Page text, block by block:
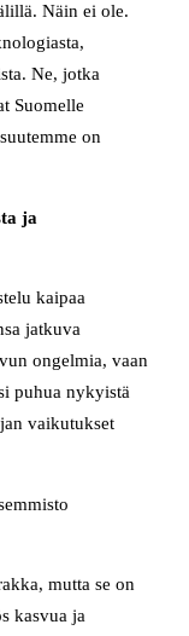
Näin ei ole.
Ne, jotka
Suomelle
on
ja
kaipaa
jatkuva
ongelmia, vaan
puhua nykyistä
vaikutukset
mutta se on
kasvua ja